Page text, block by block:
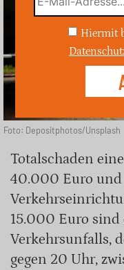
Foto: Depositphotos/Unsplash
Totalschaden
40.000 Euro und
15.000 Euro sind
Verkehrsunfalls,
gegen 20 Uhr,
Hiermit